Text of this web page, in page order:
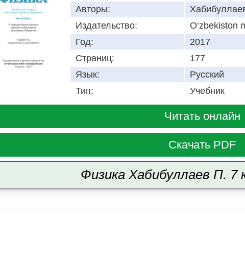
Авторы:
Издательство:
O‘zbekiston
Год:
2017
Страниц:
177
Язык:
Русский
Тип:
Учебник
Читать онлайн
Скачать PDF
Физика Хабибуллаев П. 7